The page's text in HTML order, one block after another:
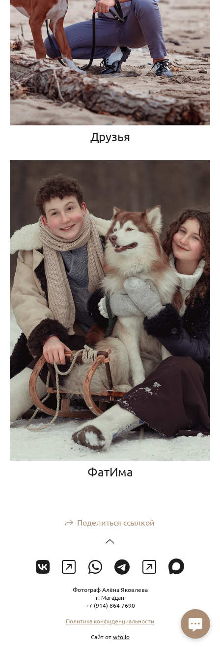
Друзья
ФатИма
Поделиться ссылкой
Фотограф Алёна Яковлева
г. Магадан
+7 (914) 864 7690
Политика конфиденциальности
Сайт отwfolio